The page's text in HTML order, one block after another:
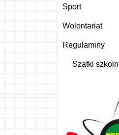
Sport
Wolontariat
Regulaminy
Szafki